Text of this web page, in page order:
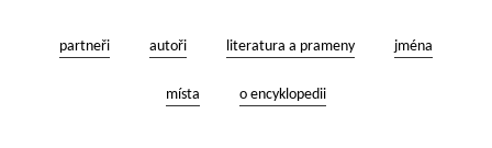
partneři autoři literatura a prameny jména
místa o encyklopedii